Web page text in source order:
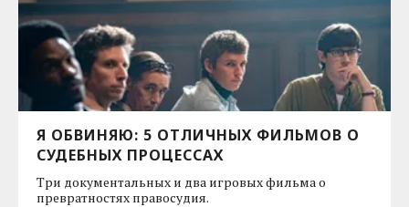
Я ОБВИНЯЮ: 5 ОТЛИЧНЫХ ФИЛЬМОВ О
СУДЕБНЫХ ПРОЦЕССАХ
Три документальных и два игровых фильма о
превратностях правосудия.